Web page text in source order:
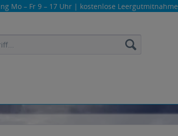
Mo – Fr 9 – 17 Uhr | kostenlose Leergutmitnahme